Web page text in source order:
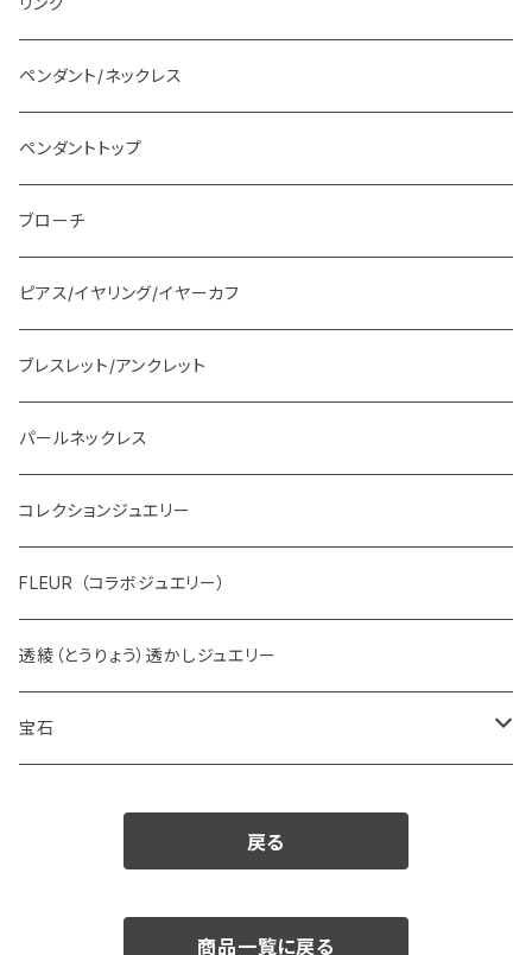
ペンダント/ネックレス
ペンダントトップ
ブローチ
ピアス/イヤリング/イヤーカフ
ブレスレット/アンクレット
パールネックレス
コレクションジュエリー
FLEUR （コラボジュエリー）
透綾（とうりょう）透かしジュエリー
宝石
カラーストーン
戻る
商品一覧に戻る